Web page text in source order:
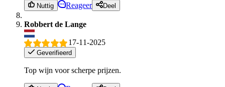
Nuttig Reageer Deel
Robbert de Lange
17-11-2025
Geverifieerd
Top wijn voor scherpe prijzen.